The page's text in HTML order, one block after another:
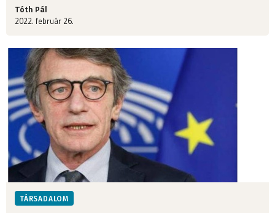
Tóth Pál
2022. február 26.
TÁRSADALOM